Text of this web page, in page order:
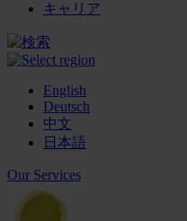
キャリア
English
Deutsch
中文
日本語
Our Services